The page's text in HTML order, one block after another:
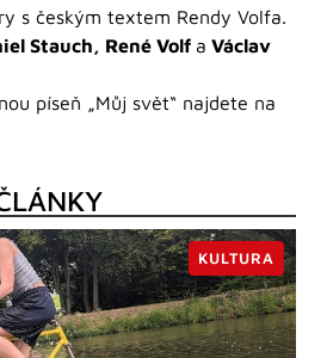
s českým textem Rendy Volfa.
Stauch, René Volf a Václav
píseň „Můj svět“ najdete na
KULTURA